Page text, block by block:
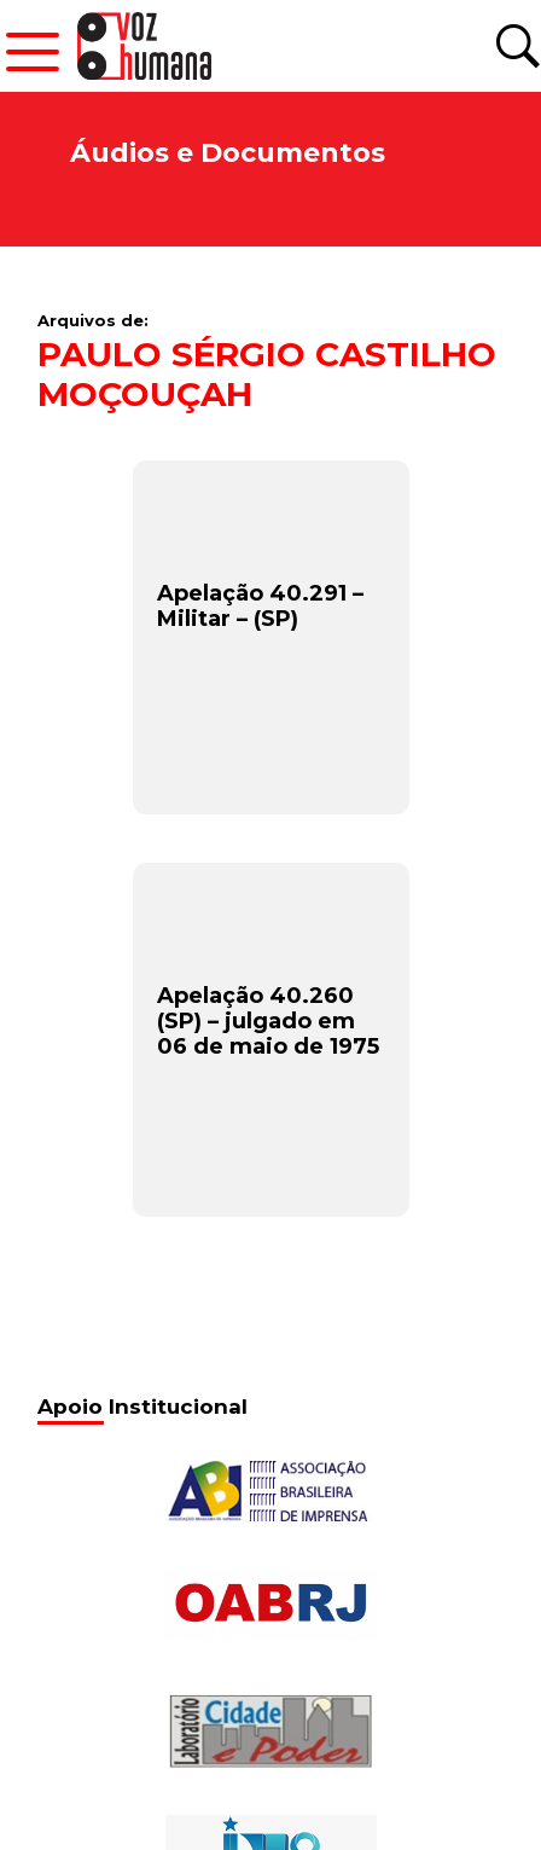
Áudios e Documentos
Arquivos de:
PAULO SÉRGIO CASTILHO
MOÇOUÇAH
Apelação 40.291 –
Militar – (SP)
Apelação 40.260
(SP) – julgado em
06 de maio de 1975
Apoio Institucional